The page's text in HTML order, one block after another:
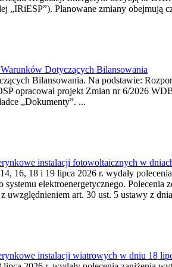
Planowane zmiany obejmują
Dotyczących Bilansowania
Bilansowania. Na podstawie:
opracował projekt Zmian nr 6/2026
„Dokumenty”. ...
instalacji fotowoltaicznych w
16, 18 i 19 lipca 2026 r. wydały
elektroenergetycznego.
uwzględnieniem art. 30 ust. 5 ustawy z
instalacji wiatrowych w dniu 18